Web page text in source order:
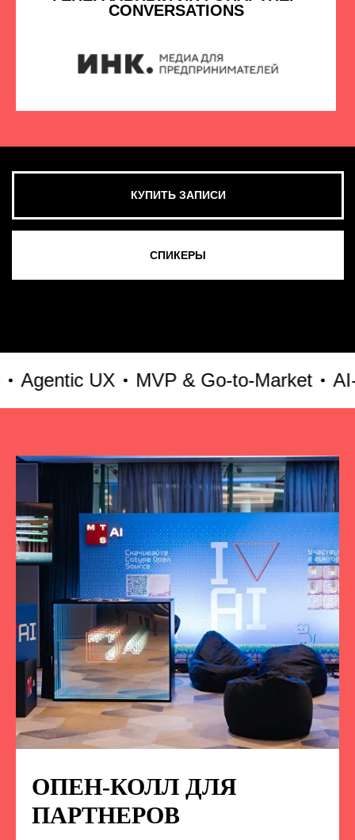
UX MVP & Go-to-Market AI-
ОПЕН-КОЛЛ ДЛЯ
ПАРТНЕРОВ
ПОДПИСЫВАЙТЕСЬ
НА НАС В СОЦСЕТЯХ